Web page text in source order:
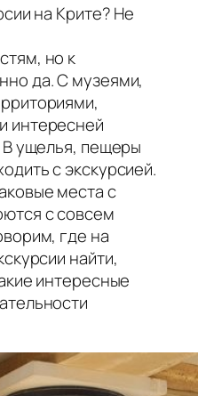
на Крите? Не
но к
да. С музеями,
интересней
В ущелья, пещеры
с экскурсией.
места с
с совсем
где на
найти,
интересные